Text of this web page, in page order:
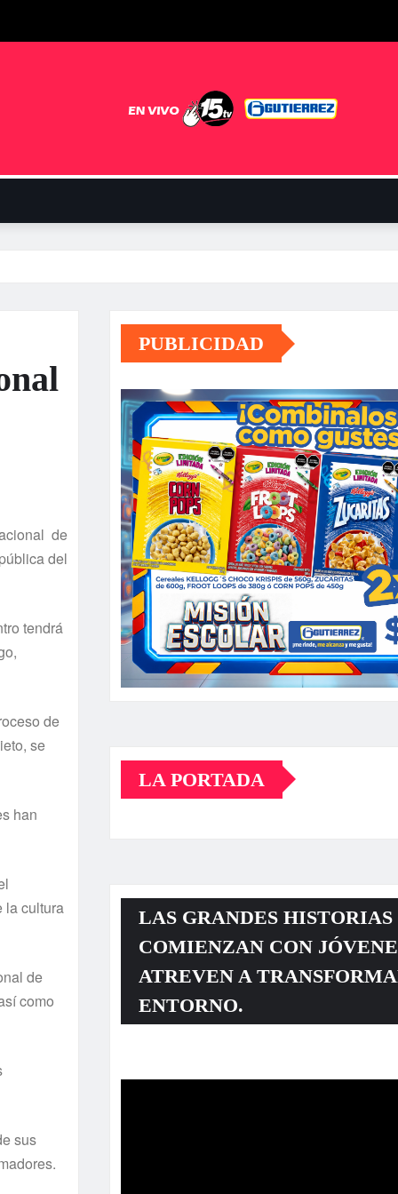
de
del
tendrá
de
se
han
la cultura
de
como
sus
PUBLICIDAD
LA PORTADA
LAS GRANDES HISTORIAS
COMIENZAN CON
ATREVEN A
ENTORNO.